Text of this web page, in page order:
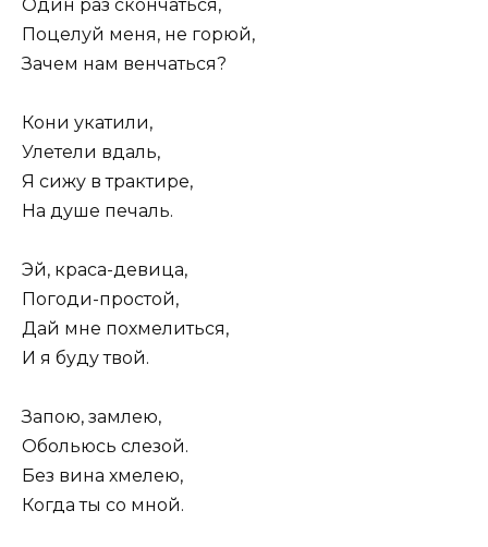
Один раз скончаться,
Поцелуй меня, не горюй,
Зачем нам венчаться?
Кони укатили,
Улетели вдаль,
Я сижу в трактире,
На душе печаль.
Эй, краса-девица,
Погоди-простой,
Дай мне похмелиться,
И я буду твой.
Запою, замлею,
Обольюсь слезой.
Без вина хмелею,
Когда ты со мной.